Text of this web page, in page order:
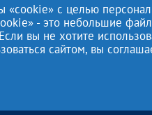
/ 2 этаж, офис 2
файлы cookies для
ФЗ «О персональных
«cookie» с целью
- это небольшие
вы не хотите
сайтом, вы